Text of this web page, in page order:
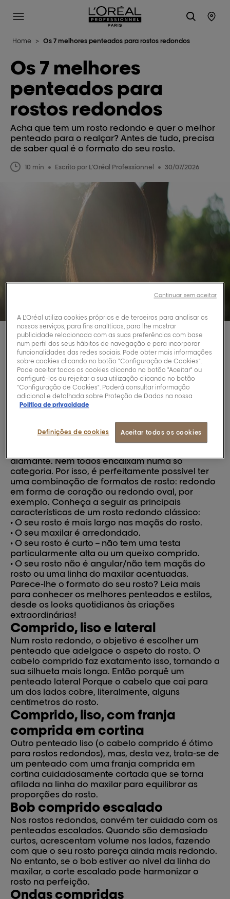
L'Oréal Professionnel Paris
Site Menu
Home > Os 7 melhores penteados para rostos redondos
Os 7 melhores
penteados para
rostos redondos
Acha que tem um rosto redondo e quer o melhor
penteado para o realçar? Antes de tudo, precisa
de saber qual é o formato do seu rosto.
10 min Escrito por L'Oréal Professionnel 30/07/2026
Introduçao
A seguir, encontrará uma lista para saber (ou não)
se o seu rosto é redondo, seguida de outra dos
melhores penteados para rostos redondos e dos
Tem um rosto redondo?
Os diferentes tipos de formatos de rosto são:
diamante. Nem todos encaixam numa só
categoria. Por isso, é perfeitamente possível ter
uma combinação de formatos de rosto: redondo
em forma de coração ou redondo oval, por
exemplo. Conheça a seguir as principais
características de um rosto redondo clássico:
• O seu rosto é mais largo nas maçãs do rosto.
• O seu maxilar é arredondado.
• O seu rosto é curto – não tem uma testa
particularmente alta ou um queixo comprido.
• O seu rosto não é angular/não tem maçãs do
rosto ou uma linha do maxilar acentuadas.
Parece-lhe o formato do seu rosto? Leia mais
para conhecer os melhores penteados e estilos,
desde os looks quotidianos às criações
extraordinárias!
Comprido, liso e lateral
Num rosto redondo, o objetivo é escolher um
penteado que adelgace o aspeto do rosto. O
cabelo comprido faz exatamento isso, tornando a
sua silhueta mais longa. Então porquê um
penteado lateral Porque o cabelo que cai para
um dos lados cobre, literalmente, alguns
centímetros do rosto.
Comprido, liso, com franja
comprida em cortina
Outro penteado liso (o cabelo comprido é ótimo
para rostos redondos), mas, desta vez, trata-se de
um penteado com uma franja comprida em
cortina cuidadosamente cortada que se torna
afilada na linha do maxilar para equilibrar as
proporções do rosto.
Bob comprido escalado
Nos rostos redondos, convém ter cuidado com os
penteados escalados. Quando são demasiado
curtos, acrescentam volume nos lados, fazendo
com que o seu rosto pareça ainda mais redondo.
No entanto, se o bob estiver ao nível da linha do
maxilar, o corte escalado pode harmonizar o
rosto na perfeição.
Ondas compridas
A L'Oréal utiliza cookies próprios e de terceiros para analisar os
nossos serviços, para fins analíticos, para lhe mostrar
publicidade relacionada com as suas preferências com base
num perfil dos seus hábitos de navegação e para incorporar
funcionalidades das redes sociais. Pode obter mais informações
sobre cookies clicando no botão "Configuração de Cookies".
Pode aceitar todos os cookies clicando no botão "Aceitar" ou
configurá-los ou rejeitar a sua utilização clicando no botão
"Configuração de Cookies". Poderá consultar informação
adicional e detalhada sobre Proteção de Dados na nossa
Política de privacidade
Definições de cookies Aceitar todos os cookies
Continuar sem aceitar